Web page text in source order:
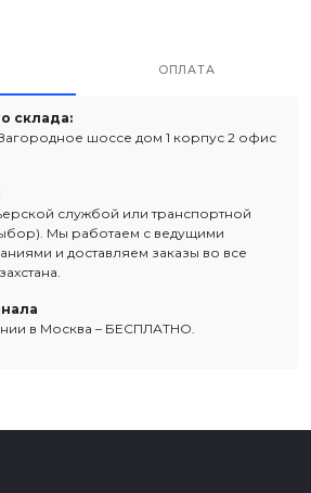
ОПЛАТА
склада:
шоссе дом 1 корпус 2 офис
службой или транспортной
Мы работаем с ведущими
и доставляем заказы во все
в Москва – БЕСПЛАТНО.